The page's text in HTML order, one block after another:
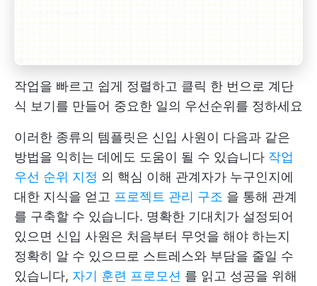
작업을 빠르고 쉽게 정렬하고 클릭 한 번으로 계단
식 보기를 만들어 중요한 일의 우선순위를 정하세요
이러한 종류의 템플릿은 신입 사원이 다음과 같은
방법을 익히는 데에도 도움이 될 수 있습니다 작업
우선 순위 지정 의 핵심 이해 관계자가 누구인지에
대한 지식을 얻고 프로젝트 관리 구조 을 통해 관계
를 구축할 수 있습니다. 명확한 기대치가 설정되어
있으면 신입 사원은 처음부터 무엇을 해야 하는지
정확히 알 수 있으므로 스트레스와 부담을 줄일 수
있습니다, 자기 훈련 프로모션 를 읽고 성공을 위해